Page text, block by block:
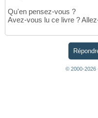
Qu'en pensez-vous ?
Avez-vous lu ce livre ?
© 2000-2026